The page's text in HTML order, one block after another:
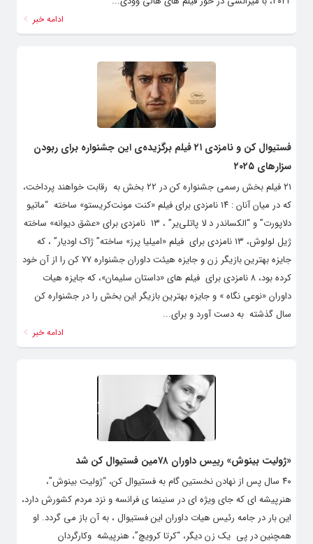
ادامه خبر
فستیوال کن و نامزدی ۲۱ فیلم برگزیده‌ی این جشنواره برای ربودن
سزار‌های ۲۰۲۵
۲۱ فیلم بخش رسمی جشنواره کن در ۲۲ بخش به رقابت خواهند پرداخت،
که در میان آنان : ۱۴ نامزدی برای فیلم «کنت مونت‌کریستو» ساخته “ماتیو
دلاپورت” و “الکساندر د لا پاتلی‌یر” ، ۱۳ نامزدی برای «عشق دیوانه» ساخته
ژیل لولوش، ۱۳ نامزدی برای فیلم «امیلیا پرز» ساخته” ژاک اودیار” ، که
جایزه بهترین بازیگر زن و جایزه هیئت داوران جشنواره ۷۷ کن را از آن خود
کرده بود، ۸ نامزدی برای فیلم های «داستان سلیمان»، که جایزه هیات
داوران «نوعی نگاه » و جایزه بهترین بازیگر این بخش را در جشنواره کن
سال گذشته به دست آورد و برای...
ادامه خبر
«ژولیت بینوش» رییس داوران ۷۸مین فستیوال کن شد
۴۰ سال پس از نهادن نخستین گام به فستیوال کن، “ژولیت بینوش”،
هنرپیشه ای که جای ویژه ای در سنینما ی فرانسه و نزد مردم کشورش دارد،
این بار در جامه رئیس هیات داوران این فستیوال ، به آن باز می گردد. او
همچنین در پی یک زن دیگر، “کرتا کرویچ”، هنرپیشه وکارگردان